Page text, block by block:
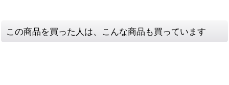
この商品を買った人は、こんな商品も買っています